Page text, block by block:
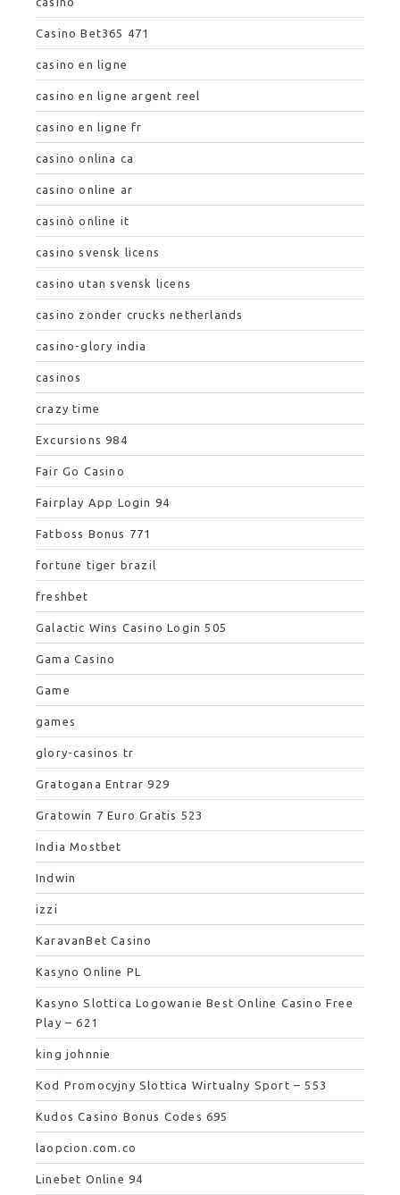
Casino Bet365 471
casino en ligne
casino en ligne argent reel
casino en ligne fr
casino onlina ca
casino online ar
casinò online it
casino svensk licens
casino utan svensk licens
casino zonder crucks netherlands
casino-glory india
casinos
crazy time
Excursions 984
Fair Go Casino
Fairplay App Login 94
Fatboss Bonus 771
fortune tiger brazil
freshbet
Galactic Wins Casino Login 505
Gama Casino
Game
games
glory-casinos tr
Gratogana Entrar 929
Gratowin 7 Euro Gratis 523
India Mostbet
Indwin
izzi
KaravanBet Casino
Kasyno Online PL
Kasyno Slottica Logowanie Best Online Casino Free
Play – 621
king johnnie
Kod Promocyjny Slottica Wirtualny Sport – 553
Kudos Casino Bonus Codes 695
laopcion.com.co
Linebet Online 94